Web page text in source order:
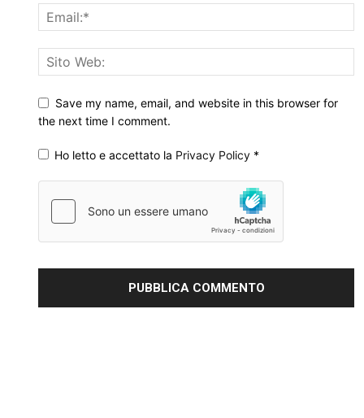
Save my name, email, and website in this browser for
the next time I comment.
Ho letto e accettato la Privacy Policy *